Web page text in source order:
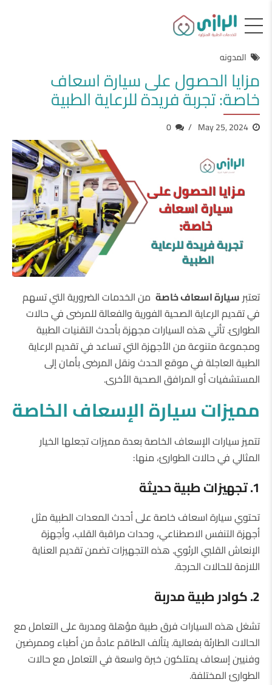
المدونه
مزايا الحصول على سيارة اسعاف
خاصة: تجربة فريدة للرعاية الطبية
May 25, 2024
0
تعتبر سيارة اسعاف خاصة من الخدمات الضرورية التي تسهم
في تقديم الرعاية الصحية الفورية والفعالة للمرضى في حالات
الطوارئ. تأتي هذه السيارات مجهزة بأحدث التقنيات الطبية
ومجموعة متنوعة من الأجهزة التي تساعد في تقديم الرعاية
الطبية العاجلة في موقع الحدث ونقل المرضى بأمان إلى
المستشفيات أو المرافق الصحية الأخرى.
مميزات سيارة الإسعاف الخاصة
تتميز سيارات الإسعاف الخاصة بعدة مميزات تجعلها الخيار
المثالي في حالات الطوارئ، منها:
1. تجهيزات طبية حديثة
تحتوي سيارة اسعاف خاصة على أحدث المعدات الطبية مثل
أجهزة التنفس الاصطناعي، وحدات مراقبة القلب، وأجهزة
الإنعاش القلبي الرئوي. هذه التجهيزات تضمن تقديم العناية
اللازمة للحالات الحرجة.
2. كوادر طبية مدربة
تشغل هذه السيارات فرق طبية مؤهلة ومدربة على التعامل مع
الحالات الطارئة بفعالية. يتألف الطاقم عادةً من أطباء وممرضين
وفنيين إسعاف يمتلكون خبرة واسعة في التعامل مع حالات
الطوارئ المختلفة.